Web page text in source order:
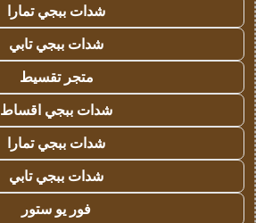
شدات ببجي تمارا
شدات ببجي تابي
متجر تقسيط
شدات ببجي اقساط
شدات ببجي تمارا
شدات ببجي تابي
فور يو ستور